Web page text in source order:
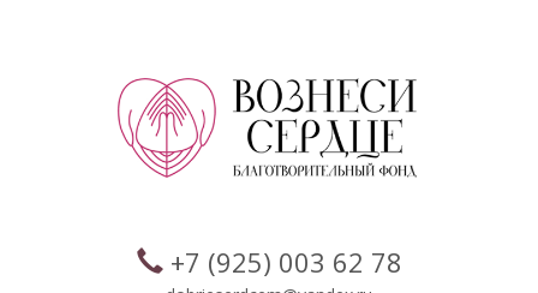
+7 (925) 003 62 78